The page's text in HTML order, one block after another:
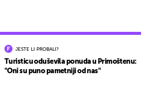
JESTE LI PROBALI?
Turisticu oduševila ponuda u Primoštenu:
"Oni su puno pametniji od nas"